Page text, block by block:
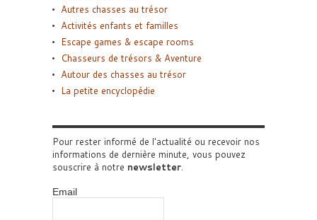
Autres chasses au trésor
Activités enfants et familles
Escape games & escape rooms
Chasseurs de trésors & Aventure
Autour des chasses au trésor
La petite encyclopédie
Pour rester informé de l'actualité ou recevoir nos
informations de dernière minute, vous pouvez
souscrire à notre newsletter.
Email